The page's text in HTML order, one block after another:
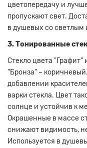
цветопередачу и
пропускают свет.
в душевых со светлым
3. Тонированные
Стекло цвета "Графит"
"Бронза" – коричневый.
добавлении
варки стекла. Цвет
солнце и устойчив к
Окрашенные в массе
снижают видимость,
Используется в